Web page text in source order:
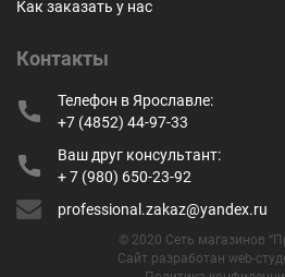
Как заказать у нас
Контакты
Телефон в Ярославле:
+7 (4852) 44-97-33
Ваш друг консультант:
+ 7 (980) 650-23-92
professional.zakaz@yandex.ru
© 2020 Сеть магазинов
Сайт разработан web-